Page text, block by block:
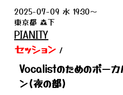
2025-07-09 水 19:30～
東京都 森下
PIANITY
セッション /
Vocalistのためのボーカ
ン(夜の部)